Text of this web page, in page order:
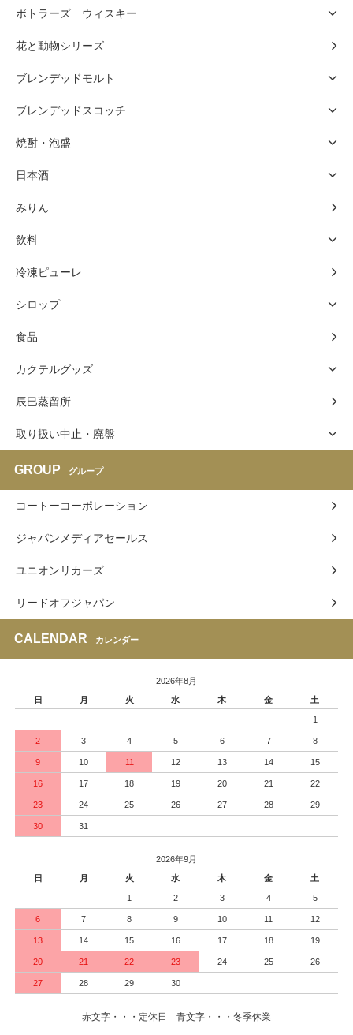
ボトラーズ ウィスキー
花と動物シリーズ
ブレンデッドモルト
ブレンデッドスコッチ
焼酎・泡盛
日本酒
みりん
飲料
冷凍ピューレ
シロップ
食品
カクテルグッズ
辰巳蒸留所
取り扱い中止・廃盤
GROUP グループ
コートーコーポレーション
ジャパンメディアセールス
ユニオンリカーズ
リードオフジャパン
CALENDAR カレンダー
2026年8月
日
月 火 水 木 金 土
1
2 3 4 5 6 7 8
9 10 11 12 13 14 15
16 17 18 19 20 21 22
23 24 25 26 27 28 29
30 31
2026年9月
日
月 火 水 木 金 土
1 2 3 4 5
6 7 8 9 10 11 12
13 14 15 16 17 18 19
20 21 22 23 24 25 26
27 28 29 30
赤文字・・・定休日 青文字・・・冬季休業